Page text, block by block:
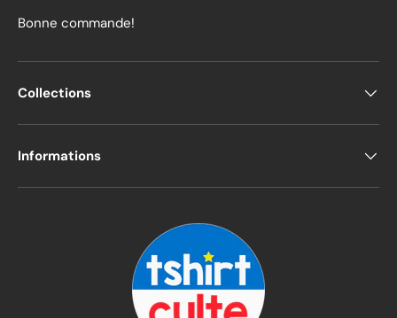
Bonne commande!
Collections
Informations